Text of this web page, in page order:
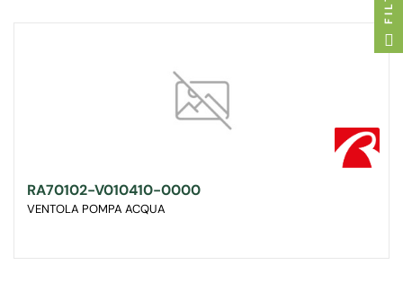
RA70102-V010410-0000
VENTOLA POMPA ACQUA